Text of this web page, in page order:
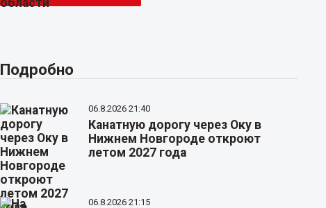
Подробно
06.8.2026 21:40
Канатную дорогу через Оку в
Нижнем Новгороде откроют
летом 2027 года
06.8.2026 21:15